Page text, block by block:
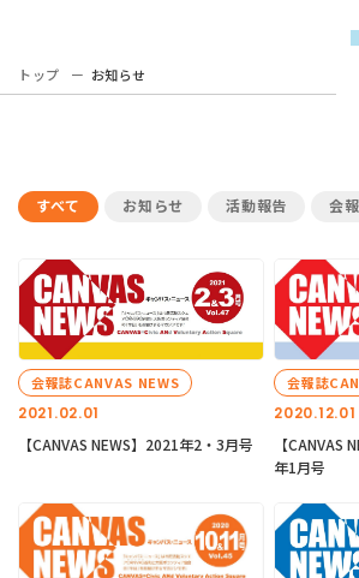
トップ お知らせ
すべて お知らせ 活動報告 会
2021.02.01
会報誌CANVAS NEWS
【CANVAS NEWS】2021年2・3月号
2020.12.01
会報誌
【CANVAS
年1月号